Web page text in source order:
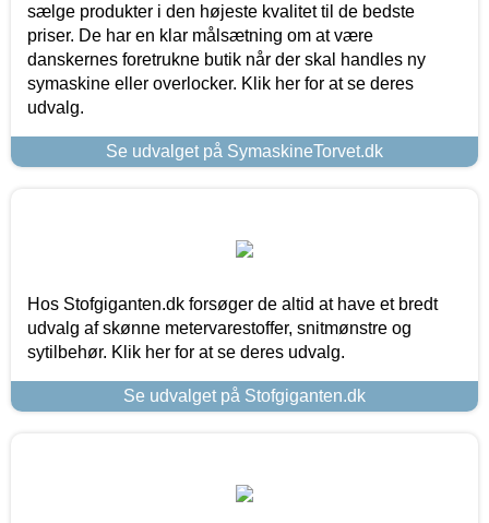
sælge produkter i den højeste kvalitet til de bedste
priser. De har en klar målsætning om at være
danskernes foretrukne butik når der skal handles ny
symaskine eller overlocker. Klik her for at se deres
udvalg.
Se udvalget på SymaskineTorvet.dk
Hos Stofgiganten.dk forsøger de altid at have et bredt
udvalg af skønne metervarestoffer, snitmønstre og
sytilbehør. Klik her for at se deres udvalg.
Se udvalget på Stofgiganten.dk